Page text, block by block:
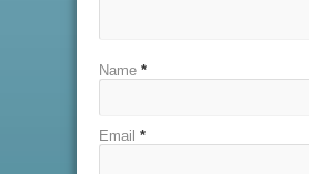
Name *
Email *